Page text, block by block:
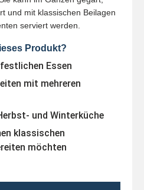
und mit klassischen Beilagen
serviert werden.
Produkt?
Essen
mit mehreren
und Winterküche
klassischen
möchten